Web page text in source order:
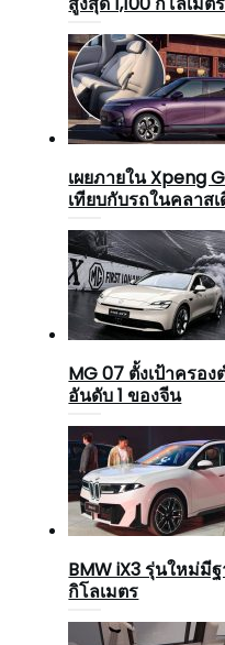
เผยภายใน Xpeng
เทียบกับรถในคลาส
MG 07 ตั้งเป้าครอ
อันดับ 1 ของจีน
BMW iX3 รุ่นใหม่มี
กิโลเมตร